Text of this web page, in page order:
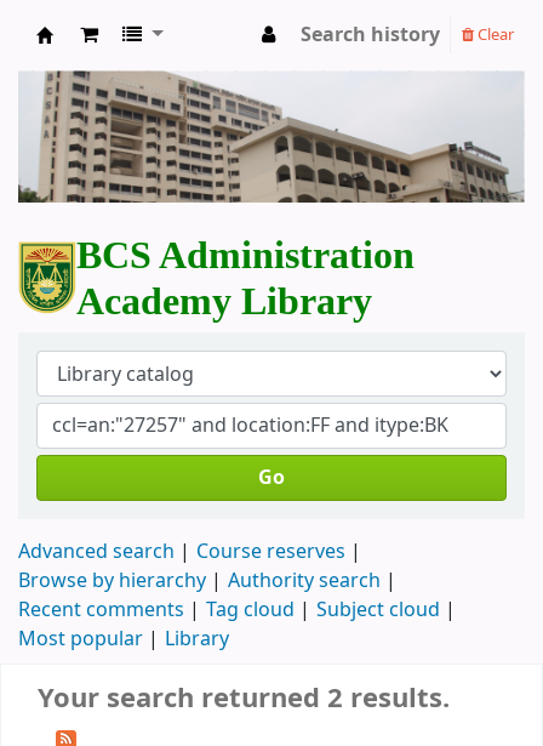
BCS Administration Academy Library
Search history Clear
BCS Administration
Academy Library
Go
Advanced search
Course reserves
Browse by hierarchy
Authority search
Recent comments
Tag cloud
Subject cloud
Most popular
Library
Your search returned 2 results.